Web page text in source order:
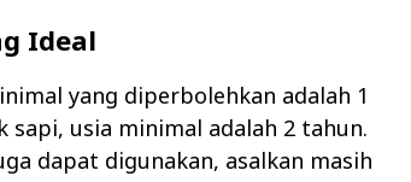
Ideal
yang diperbolehkan adalah 1
sapi, usia minimal adalah 2 tahun.
dapat digunakan, asalkan masih